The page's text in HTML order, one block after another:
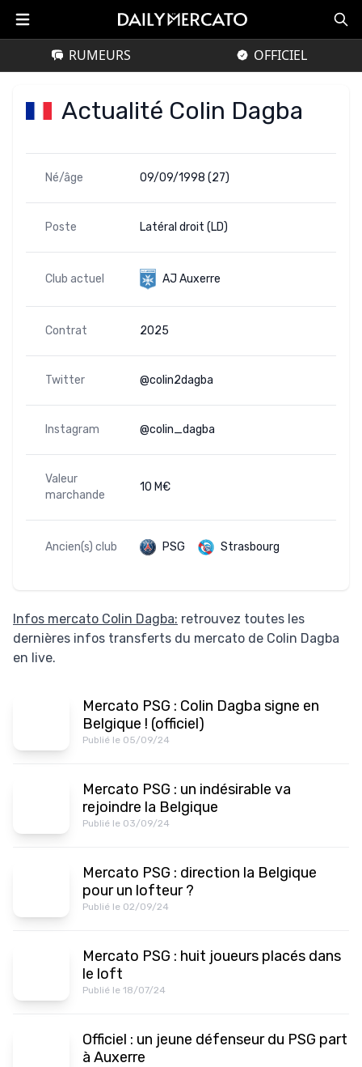
RUMEURS OFFICIEL
Actualité Colin Dagba
Né/âge 09/09/1998 (27)
Poste Latéral droit (LD)
Club actuel AJ Auxerre
Contrat 2025
Twitter @colin2dagba
Instagram @colin_dagba
Valeur
marchande
10 M€
Ancien(s) club PSG Strasbourg
Infos mercato Colin Dagba: retrouvez toutes les
dernières infos transferts du mercato de Colin Dagba
en live.
Mercato PSG : Colin Dagba signe en
Belgique ! (officiel)
Publié le 05/09/24
Mercato PSG : un indésirable va
rejoindre la Belgique
Publié le 03/09/24
Mercato PSG : direction la Belgique
pour un lofteur ?
Publié le 02/09/24
Mercato PSG : huit joueurs placés dans
le loft
Publié le 18/07/24
Officiel : un jeune défenseur du PSG part
à Auxerre